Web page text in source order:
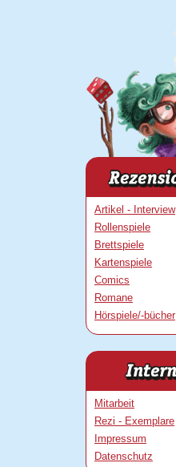
Artikel - Interview
Rollenspiele
Brettspiele
Kartenspiele
Comics
Romane
Hörspiele/-bücher
Mitarbeit
Rezi - Exemplare
Impressum
Datenschutz